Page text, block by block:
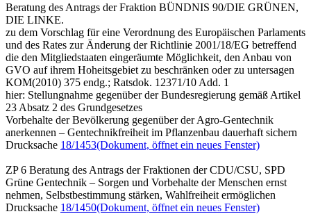
Beratung des Antrags der Fraktion BÜNDNIS 90/DIE GRÜNEN,
DIE LINKE.
zu dem Vorschlag für eine Verordnung des Europäischen Parlaments
und des Rates zur Änderung der Richtlinie 2001/18/EG betreffend
die den Mitgliedstaaten eingeräumte Möglichkeit, den Anbau von
GVO auf ihrem Hoheitsgebiet zu beschränken oder zu untersagen
KOM(2010) 375 endg.; Ratsdok. 12371/10 Add. 1
hier: Stellungnahme gegenüber der Bundesregierung gemäß Artikel
23 Absatz 2 des Grundgesetzes
Vorbehalte der Bevölkerung gegenüber der Agro-Gentechnik
anerkennen – Gentechnikfreiheit im Pflanzenbau dauerhaft sichern
Drucksache 18/1453(Dokument, öffnet ein neues Fenster)
ZP 6 Beratung des Antrags der Fraktionen der CDU/CSU, SPD
Grüne Gentechnik – Sorgen und Vorbehalte der Menschen ernst
nehmen, Selbstbestimmung stärken, Wahlfreiheit ermöglichen
Drucksache 18/1450(Dokument, öffnet ein neues Fenster)